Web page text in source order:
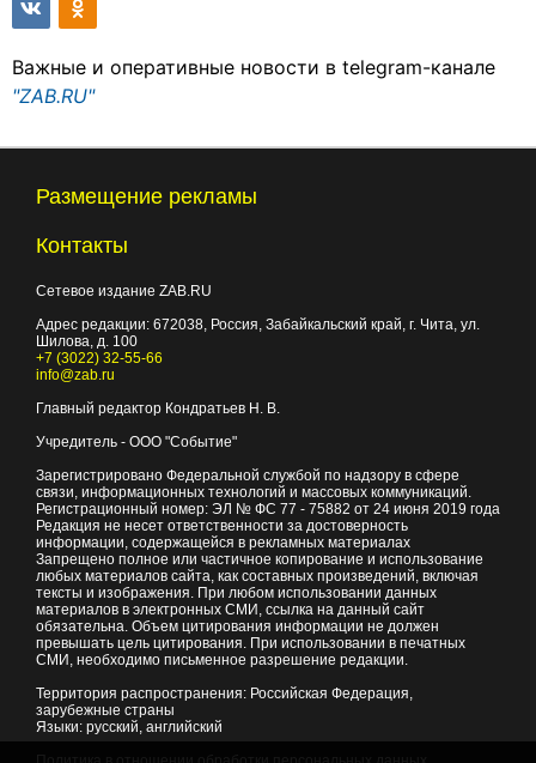
Важные и оперативные новости в telegram-канале
"ZAB.RU"
Размещение рекламы
Контакты
Сетевое издание ZAB.RU
Адрес редакции: 672038 , Россия, Забайкальский край, г. Чита ул.
Шилова, д. 100
+7 (3022) 32-55-66
info@zab.ru
Главный редактор Кондратьев Н. В.
Учредитель - ООО "Событие"
Зарегистрировано Федеральной службой по надзору в сфере
связи, информационных технологий и массовых коммуникаций.
Регистрационный номер: ЭЛ № ФС 77 - 75882 от 24 июня 2019 года
Редакция не несет ответственности за достоверность
информации, содержащейся в рекламных материалах
Запрещено полное или частичное копирование и использование
любых материалов сайта, как составных произведений, включая
тексты и изображения. При любом использовании данных
материалов в электронных СМИ, ссылка на данный сайт
обязательна. Объем цитирования информации не должен
превышать цель цитирования. При использовании в печатных
СМИ, необходимо письменное разрешение редакции.
Территория распространения: Российская Федерация,
зарубежные страны
Языки: русский, английский